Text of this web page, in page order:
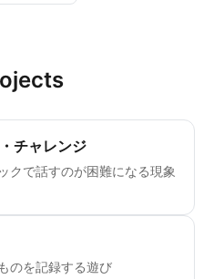
チャレンジ
クで話すのが困難になる現象
のを記録する遊び